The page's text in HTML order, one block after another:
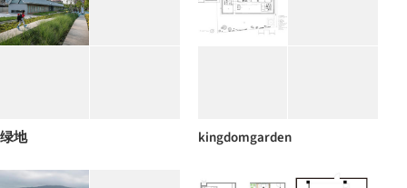
绿地 kingdomgarden